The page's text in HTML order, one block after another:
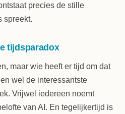
precies de stille
spreekt.
tijdsparadox
maar wie heeft er tijd om dat
wel de interessantste
Vrijwel iedereen noemt
van AI. En tegelijkertijd is